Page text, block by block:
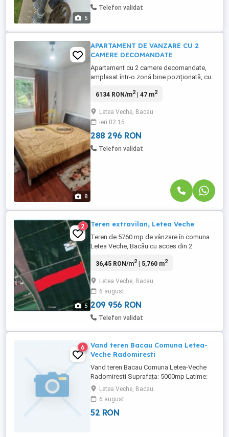
5
unic spațiului exterior. 4 buc se vând la
Telefon validat
8
APARTAMENT DE VANZARE CU 2
CAMERE DECOMANDATE
Apartament cu 2 camere decomandate,
amplasat într-o zonă bine poziționată, cu
interes. Compartimentare practică, lumină
6134 RON/m2| 47 m2
Letea Veche, Bacau
ieri 02:15
288 296 RON
Telefon validat
5
2 Teren extravilan, Letea Veche
Teren de 5760 mp de vânzare în comuna
Letea Veche, Bacău cu acces din 2
40.000 Suprafață totală: 5760 mp
Trecătoarea Holtului si drumul strategic
către Radomiresti. Extras de carte funciară
disponibil Situat într-o ...
36,45 RON/m2| 5,760 m2
Letea Veche, Bacau
6 august
209 956 RON
Telefon validat
6
Vand teren Bacau Comuna Letea-
Veche Radomiresti
Vand teren Bacau Comuna Letea-Veche
Radomiresti Suprafața: 5000mp Latime:
22m Drum asfaltat Foarte aproape de
centura nouă(autostradă) Locație pe
Google Maps: https: goo.gl maps
Ltmwd5tYhYrFE3pL9
Letea Veche, Bacau
6 august
52 RON